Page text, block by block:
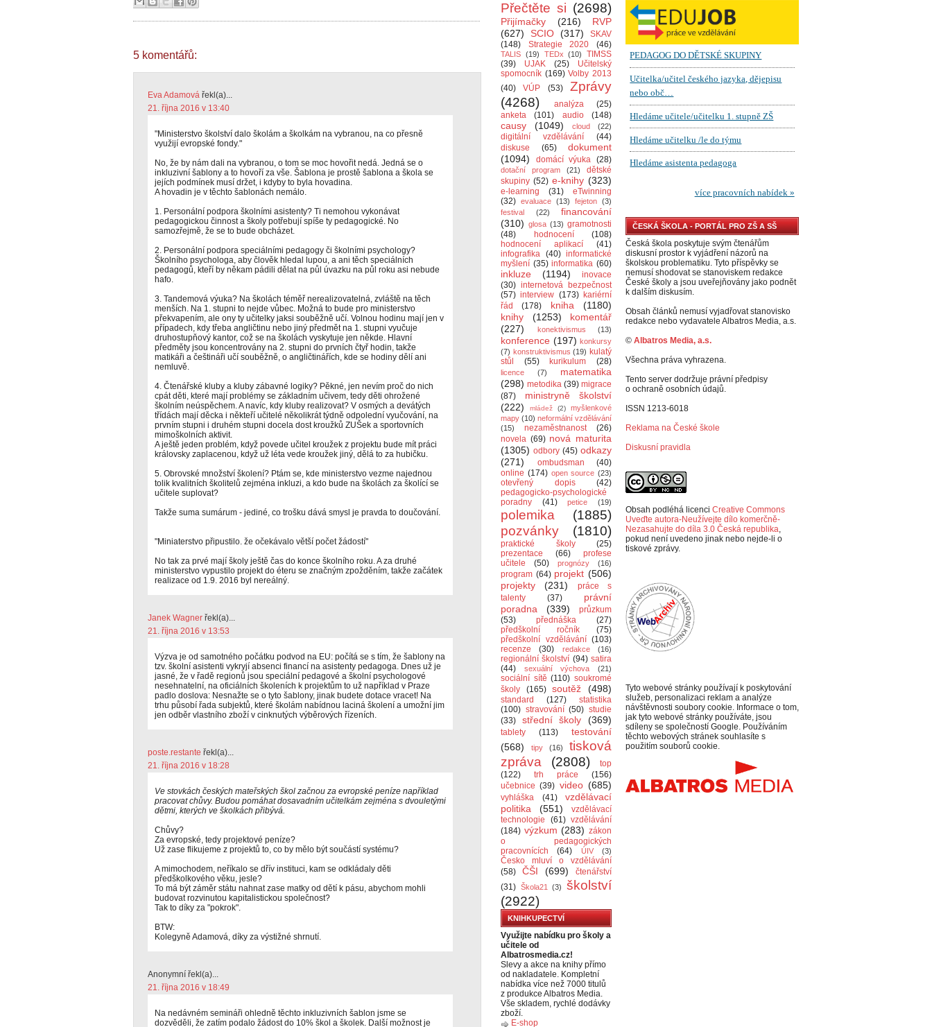
5 komentářů:
Eva Adamová řekl(a)...
21. října 2016 v 13:40
"Ministerstvo školství dalo školám a školkám na vybranou, na co přesně
využijí evropské fondy."
No, že by nám dali na vybranou, o tom se moc hovořit nedá. Jedná se o
inkluzivní šablony a to hovoří za vše. Šablona je prostě šablona a škola se
jejích podmínek musí držet, i kdyby to byla hovadina.
A hovadin je v těchto šablonách nemálo.
1. Personální podpora školními asistenty? Ti nemohou vykonávat
pedagogickou činnost a školy potřebují spíše ty pedagogické. No
samozřejmě, že se to bude obcházet.
2. Personální podpora speciálními pedagogy či školními psychology?
Školního psychologa, aby člověk hledal lupou, a ani těch speciálních
pedagogů, kteří by někam pádili dělat na půl úvazku na půl roku asi nebude
hafo.
3. Tandemová výuka? Na školách téměř nerealizovatelná, zvláště na těch
menších. Na 1. stupni to nejde vůbec. Možná to bude pro ministerstvo
překvapením, ale ony ty učitelky jaksi souběžně učí. Volnou hodinu mají jen v
případech, kdy třeba angličtinu nebo jiný předmět na 1. stupni vyučuje
druhostupňový kantor, což se na školách vyskytuje jen někde. Hlavní
předměty jsou koncentrovány na 2. stupni do prvních čtyř hodin, takže
matikáři a češtináři učí souběžně, o angličtinářích, kde se hodiny dělí ani
nemluvě.
4. Čtenářské kluby a kluby zábavné logiky? Pěkné, jen nevím proč do nich
cpát děti, které mají problémy se základním učivem, tedy děti ohrožené
školním neúspěchem. A navíc, kdy kluby realizovat? V osmých a devátých
třídách mají děcka i někteří učitelé několikrát týdně odpolední vyučování, na
prvním stupni i druhém stupni docela dost kroužků ZUŠek a sportovních
mimoškolních aktivit.
A ještě jeden problém, když povede učitel kroužek z projektu bude mít práci
královsky zaplacenou, když už léta vede kroužek jiný, dělá to za hubičku.
5. Obrovské množství školení? Ptám se, kde ministerstvo vezme najednou
tolik kvalitních školitelů zejména inkluzi, a kdo bude na školách za školící se
učitele suplovat?
Takže suma sumárum - jediné, co trošku dává smysl je pravda to doučování.
"Miniaterstvo připustilo. že očekávalo větší počet žádostí"
No tak za prvé mají školy ještě čas do konce školního roku. A za druhé
ministerstvo vypustilo projekt do éteru se značným zpožděním, takže začátek
realizace od 1.9. 2016 byl nereálný.
Janek Wagner řekl(a)...
21. října 2016 v 13:53
Výzva je od samotného počátku podvod na EU: počítá se s tím, že šablony na
tzv. školní asistenti vykryjí absenci financí na asistenty pedagoga. Dnes už je
jasné, že v řadě regionů jsou speciální pedagové a školní psychologové
nesehnatelní, na oficiálních školeních k projektům to už například v Praze
padlo doslova: Nesnažte se o tyto šablony, jinak budete dotace vracet! Na
trhu působí řada subjektů, které školám nabídnou laciná školení a umožní jim
jen odběr vlastního zboží v cinknutých výběrových řízeních.
poste.restante řekl(a)...
21. října 2016 v 18:28
Ve stovkách českých mateřských škol začnou za evropské peníze například
pracovat chůvy. Budou pomáhat dosavadním učitelkám zejména s dvouletými
dětmi, kterých ve školkách přibývá.
Chůvy?
Za evropské, tedy projektové peníze?
Už zase flikujeme z projektů to, co by mělo být součástí systému?
A mimochodem, neříkalo se dřív instituci, kam se odkládaly děti
předškolkového věku, jesle?
To má být záměr státu nahnat zase matky od dětí k pásu, abychom mohli
budovat rozvinutou kapitalistickou společnost?
Tak to díky za "pokrok".
BTW:
Kolegyně Adamová, díky za výstižné shrnutí.
Anonymní řekl(a)...
21. října 2016 v 18:49
Na nedávném semináři ohledně těchto inkluzivních šablon jsme se
dozvěděli, že zatím podalo žádost do 10% škol a školek. Další možnost je
Přečtěte si (2698)
Přijímačky (216)
RVP
(627)
SCIO (317)
SKAV
(148)
Strategie 2020 (46)
TALIS (19) TEDx (10)
TIMSS
(39)
UJAK (25)
Učitelský
spomocník (169) Volby 2013
(40)
VÚP (53)
Zprávy
(4268)
analýza
(25)
anketa
(101) audio (148)
causy (1049) cloud (22)
digitální vzdělávání
(44)
diskuse
(65)
dokument
(1094)
domácí výuka (28)
dotační program (21)
dětské
skupiny (52) e-knihy (323)
e-learning (31)
eTwinning
(32) evaluace (13) fejeton (3)
festival
(22)
financování
(310) glosa (13) gramotnosti
(48)
hodnocení
(108)
hodnocení aplikací
(41)
infografika (40) informatické
myšlení (35) informatika (60)
inkluze (1194)
inovace
(30) internetová bezpečnost
(57) interview (173) kariérní
řád
(178) kniha
(1180)
knihy
(1253)
komentář
(227)
konektivismus (13)
konference (197) konkursy
(7) konstruktivismus (19) kulatý
stůl
(55) kurikulum (28)
licence (7)
matematika
(298) metodika (39) migrace
(87)
ministryně školství
(222)
mládež (2)
myšlenkové
mapy (10) neformální vzdělávání
(15)
nezaměstnanost
(26)
novela (69) nová maturita
(1305) odbory (45) odkazy
(271)
ombudsman
(40)
online (174) open source (23)
otevřený dopis
(42)
pedagogicko-psychologické
poradny
(41) petice (19)
polemika
(1885)
pozvánky
(1810)
praktické školy
(25)
prezentace
(66)
profese
učitele
(50) prognózy (16)
program (64) projekt (506)
projekty
(231)
práce s
talenty
(37)
právní
poradna
(339)
průzkum
(53)
přednáška
(27)
předškolní ročník
(75)
předškolní vzdělávání (103)
recenze
(30) redakce (16)
regionální školství (94) satira
(44)
sexuální výchova (21)
sociální sítě (110) soukromé
školy
(165) soutěž (498)
standard (127)
statistika
(100) stravování (50) studie
(33)
střední školy (369)
tablety (113)
testování
(568)
tipy (16)
tisková
zpráva
(2808)
top
(122)
trh práce
(156)
učebnice (39) video (685)
vyhláška (41)
vzdělávací
politika
(551)
vzdělávací
technologie
(61) vzdělávání
(184) výzkum (283) zákon
o pedagogických
pracovnících
(64) ÚIV (3)
Česko mluví o vzdělávání
(58)
ČŠI (699)
čtenářství
(31) Škola21 (3)
školství
(2922)
KNIHKUPECTVÍ
Využijte nabídku pro školy a
učitele od
Albatrosmedia.cz!
Slevy a akce na knihy přímo
od nakladatele. Kompletní
nabídka více než 7000 titulů
z produkce Albatros Media.
Vše skladem, rychlé dodávky
zboží.
E-shop
ČESKÁ ŠKOLA - PORTÁL PRO ZŠ A SŠ
Česká škola poskytuje svým čtenářům
diskusní prostor k vyjádření názorů na
školskou problematiku. Tyto příspěvky se
nemusí shodovat se stanoviskem redakce
České školy a jsou uveřejňovány jako podnět
k dalším diskusím.
Obsah článků nemusí vyjadřovat stanovisko
redakce nebo vydavatele Albatros Media, a.s.
© Albatros Media, a.s.
Všechna práva vyhrazena.
Tento server dodržuje právní předpisy
o ochraně osobních údajů.
ISSN 1213-6018
Reklama na České škole
Diskusní pravidla
Obsah podléhá licenci Creative Commons
Uveďte autora-Neužívejte dílo komerčně-
Nezasahujte do díla 3.0 Česká republika,
pokud není uvedeno jinak nebo nejde-li o
tiskové zprávy.
Tyto webové stránky používají k poskytování
služeb, personalizaci reklam a analýze
návštěvnosti soubory cookie. Informace o tom,
jak tyto webové stránky používáte, jsou
sdíleny se společností Google. Používáním
těchto webových stránek souhlasíte s
použitím souborů cookie.